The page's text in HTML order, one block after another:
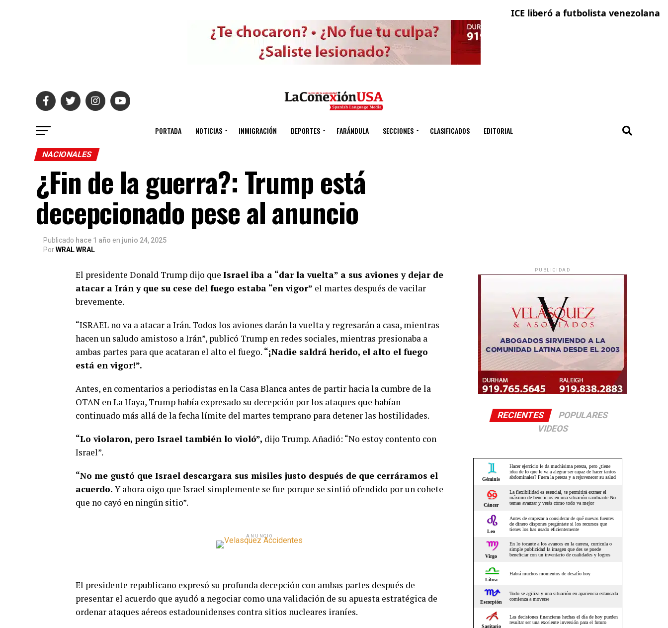
ICE liberó a futbolista venezolana con
La
PORTADA NOTICIAS INMIGRACIÓN DEPORTES FARÁNDULA SECCIONES CLASIFICADOS EDITORIAL
NACIONALES
¿Fin de la guerra?: Trump está
decepcionado pese al anuncio
Publicado hace 1 año en junio 24, 2025
PorWRAL WRAL
El presidente Donald Trump dijo que Israel iba a “dar la vuelta” a sus aviones y dejar de
atacar a Irán y que su cese del fuego estaba “en vigor” el martes después de vacilar
brevemente.
“ISRAEL no va a atacar a Irán. Todos los aviones darán la vuelta y regresarán a casa, mientras
hacen un saludo amistoso a Irán”, publicó Trump en redes sociales, mientras presionaba a
ambas partes para que acataran el alto el fuego. “¡Nadie saldrá herido, el alto el fuego
está en vigor!”.
Antes, en comentarios a periodistas en la Casa Blanca antes de partir hacia la cumbre de la
OTAN en La Haya, Trump había expresado su decepción por los ataques que habían
continuado más allá de la fecha límite del martes temprano para detener las hostilidades.
“Lo violaron, pero Israel también lo violó”, dijo Trump. Añadió: “No estoy contento con
Israel”.
“No me gustó que Israel descargara sus misiles justo después de que cerráramos el
acuerdo. Y ahora oigo que Israel simplemente se fue porque se sintió ofendido por un cohete
que no cayó en ningún sitio”.
ANUNCIO
El presidente republicano expresó su profunda decepción con ambas partes después de
presentar el acuerdo que ayudó a negociar como una validación de su apuesta estratégica de
ordenar ataques aéreos estadounidenses contra sitios nucleares iraníes.
PUBLICIDAD
RECIENTES
POPULARES
VIDEOS